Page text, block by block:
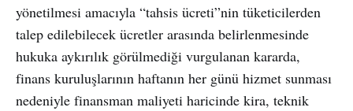
yönetilmesi amacıyla “tahsis ücreti”nin tüketicilerden
talep edilebilecek ücretler arasında belirlenmesinde
hukuka aykırılık görülmediği vurgulanan kararda,
finans kuruluşlarının haftanın her günü hizmet sunması
nedeniyle finansman maliyeti haricinde kira, teknik